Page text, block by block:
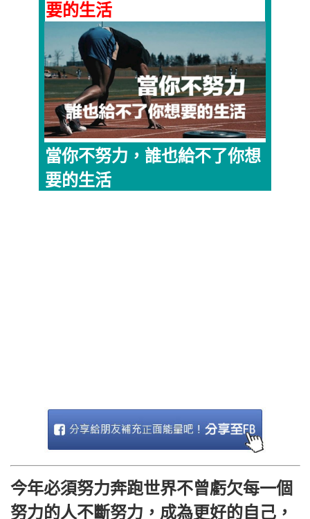
要的生活
當你不努力，誰也給不了你想
要的生活
今年必須努力奔跑世界不曾虧欠每一個
努力的人不斷努力，成為更好的自己，